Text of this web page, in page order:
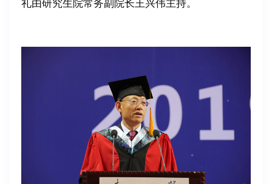
礼由研究生院常务副院长王兴伟主持。